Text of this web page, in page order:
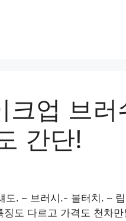
크업 브러
간단!
. – 브러시.- 볼터치. –
도 다르고 가격도 천차